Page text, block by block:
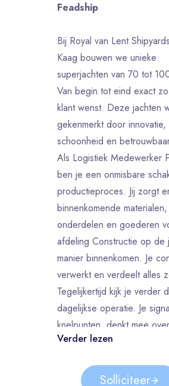
Feadship
Bij Royal van Lent
Kaag bouwen we unieke
superjachten van 70 tot
Van begin tot eind exact
klant wenst. Deze jachten
gekenmerkt door innovatie,
schoonheid en
Als Logistiek Medewerker
ben je een onmisbare
productieproces. Jij zorgt
binnenkomende materialen,
onderdelen en goederen
afdeling Constructie op de
manier binnenkomen. Je
verwerkt en verdeelt alles
Tegelijkertijd kijk je verder
dagelijkse operatie. Je
knelpunten, denkt mee over
verbeteringen en draagt
Binnen de afdeling
Verder lezen
Solliciteer